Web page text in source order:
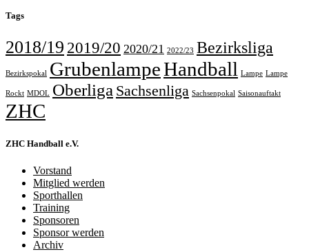
Tags
2018/19 2019/20 2020/21 2022/23 Bezirksliga
Bezirkspokal GrubenlampeHandball Lampe Lampe
Rockt MDOL Oberliga Sachsenliga Sachsenpokal Saisonauftakt
ZHC
ZHC Handball e.V.
Vorstand
Mitglied werden
Sporthallen
Training
Sponsoren
Sponsor werden
Archiv